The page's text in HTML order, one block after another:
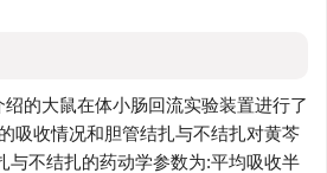
的大鼠在体小肠回流实验装置进行了
吸收情况和胆管结扎与不结扎对黄芩
与不结扎的药动学参数为:平均吸收半